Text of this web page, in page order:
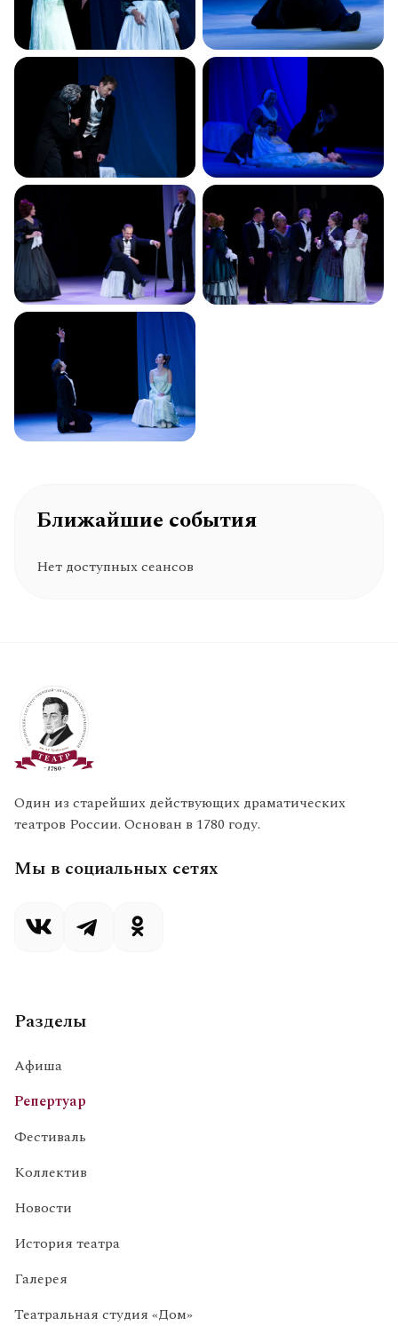
Ближайшие события
Нет доступных сеансов
Один из старейших действующих драматических
театров России. Основан в 1780 году.
Мы в социальных сетях
Разделы
Афиша
Репертуар
Фестиваль
Коллектив
Новости
История театра
Галерея
Театральная студия «Дом»